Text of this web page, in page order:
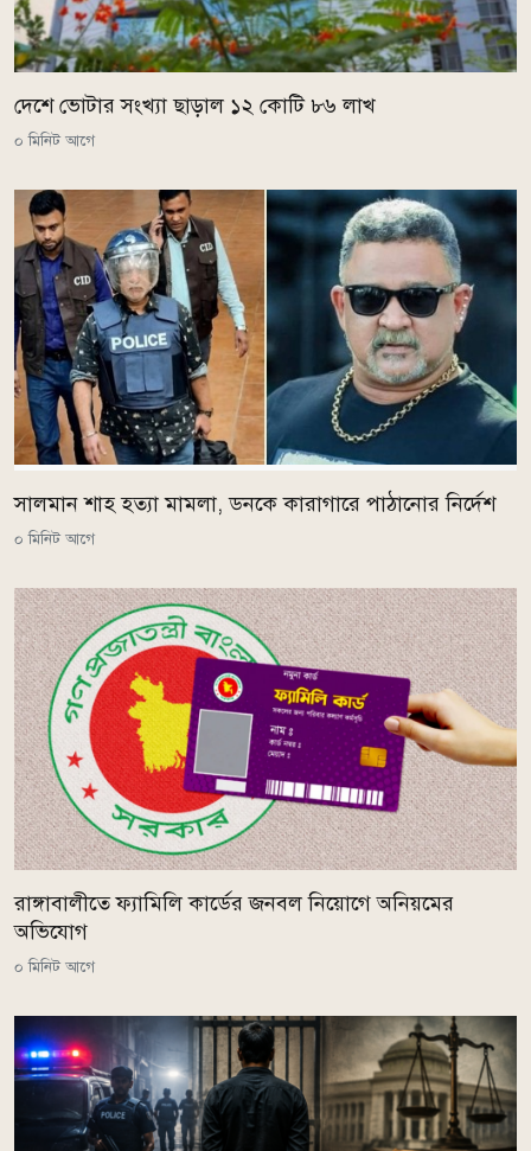
দেশে ভোটার সংখ্যা ছাড়াল ১২ কোটি ৮৬ লাখ
০ মিনিট আগে
সালমান শাহ হত্যা মামলা, ডনকে কারাগারে পাঠানোর নির্দেশ
০ মিনিট আগে
রাঙ্গাবালীতে ফ্যামিলি কার্ডের জনবল নিয়োগে অনিয়মের
অভিযোগ
০ মিনিট আগে